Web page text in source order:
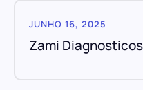
JUNHO 16, 2025
Zami